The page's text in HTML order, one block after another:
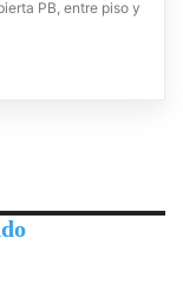
PB, entre piso y